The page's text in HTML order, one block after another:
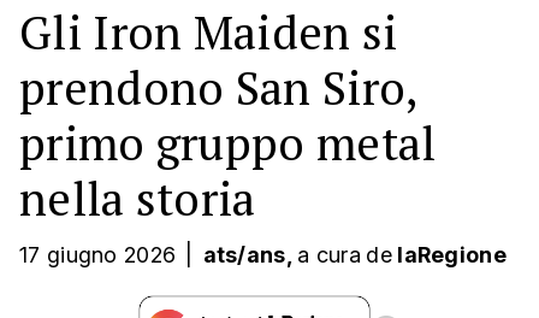
Gli Iron Maiden si
prendono San Siro,
primo gruppo metal
nella storia
17 giugno 2026 ats/ans, a cura de laRegione